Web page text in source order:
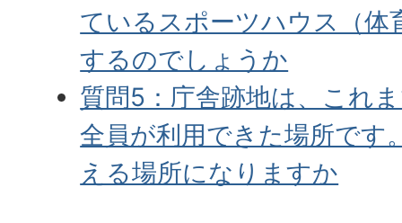
ているスポーツハウス（体
するのでしょうか
質問5：庁舎跡地は、これ
全員が利用できた場所です
える場所になりますか